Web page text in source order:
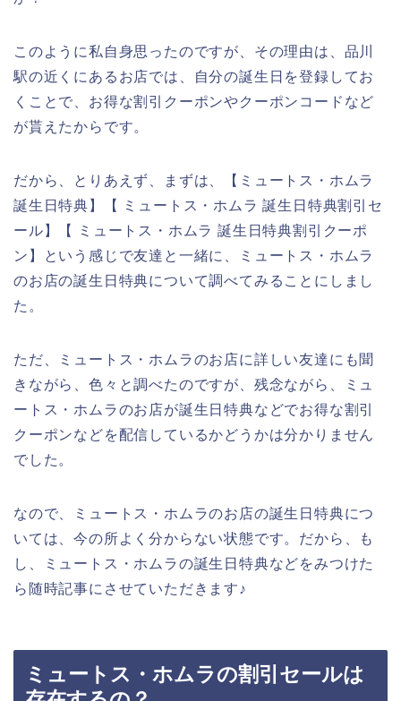
このように私自身思ったのですが、その理由は、品川
駅の近くにあるお店では、自分の誕生日を登録してお
くことで、お得な割引クーポンやクーポンコードなど
が貰えたからです。
だから、とりあえず、まずは、【ミュートス・ホムラ
誕生日特典】【 ミュートス・ホムラ 誕生日特典割引セ
ール】【 ミュートス・ホムラ 誕生日特典割引クーポ
ン】という感じで友達と一緒に、ミュートス・ホムラ
のお店の誕生日特典について調べてみることにしまし
た。
ただ、ミュートス・ホムラのお店に詳しい友達にも聞
きながら、色々と調べたのですが、残念ながら、ミュ
ートス・ホムラのお店が誕生日特典などでお得な割引
クーポンなどを配信しているかどうかは分かりません
でした。
なので、ミュートス・ホムラのお店の誕生日特典につ
いては、今の所よく分からない状態です。だから、も
し、ミュートス・ホムラの誕生日特典などをみつけた
ら随時記事にさせていただきます♪
ミュートス・ホムラの割引セールは